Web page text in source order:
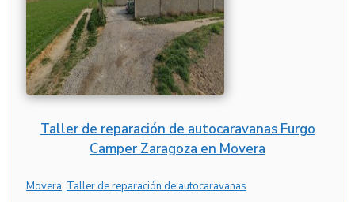
Taller de reparación de autocaravanas Furgo
Camper Zaragoza en Movera
Movera, Taller de reparación de autocaravanas